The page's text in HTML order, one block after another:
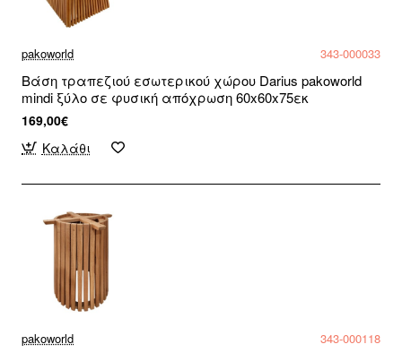
pakoworld 343-000033
Βάση τραπεζιού εσωτερικού χώρου Darius pakoworld
mindi ξύλο σε φυσική απόχρωση 60x60x75εκ
169,00€
Καλάθι
pakoworld 343-000118